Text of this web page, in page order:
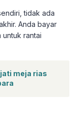
tidak ada
Anda bayar
rantai
meja rias